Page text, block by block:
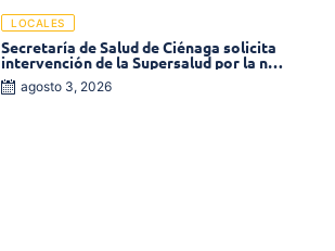
LOCALES
Secretaría de Salud de Ciénaga solicita
intervención de la Supersalud por la no
entrega de medicamentos en las EPS
agosto 3, 2026